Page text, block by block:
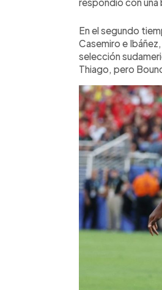
En el segundo
Casemiro e
selección
Thiago, pero